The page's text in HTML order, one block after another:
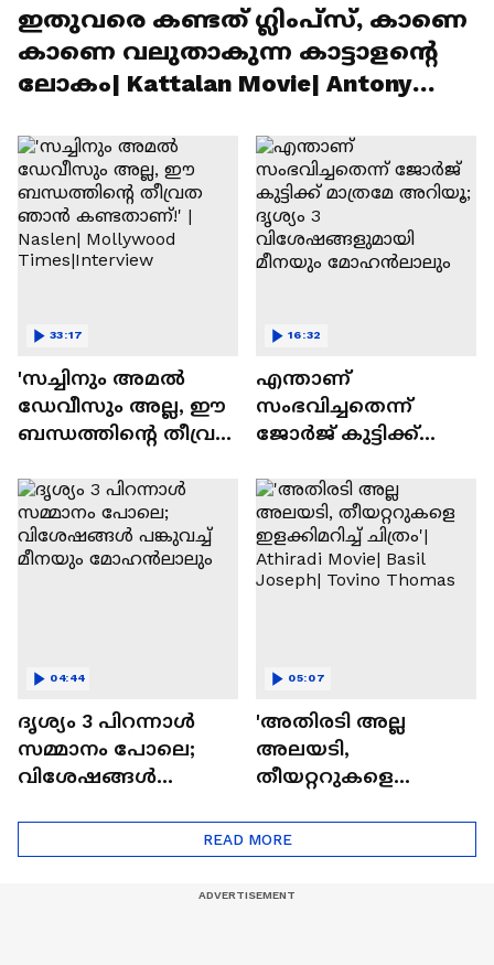
ഇതുവരെ കണ്ടത് ഗ്ലിംപ്സ്, കാണെ
കാണെ വലുതാകുന്ന കാട്ടാളൻ്റെ
ലോകം| Kattalan Movie| Antony
'സച്ചിനും അമൽ
ഡേവീസും അല്ല, ഈ
ബന്ധത്തിൻ്റെ തീവ്രത
Naslen| Mollywood
Times|Interview
33:17
എന്താണ്
സംഭവിച്ചതെന്ന്
ജോർജ് കുട്ടിക്ക്
ദൃശ്യം 3
വിശേഷങ്ങളുമായി
മീനയും
മോഹൻലാലും
16:32
ദൃശ്യം 3 പിറന്നാൾ
സമ്മാനം പോലെ;
വിശേഷങ്ങൾ
04:44
'അതിരടി അല്ല
അലയടി,
തീയറ്ററുകളെ
Athiradi Movie| Basil
Joseph| Tovino
05:07
READ MORE